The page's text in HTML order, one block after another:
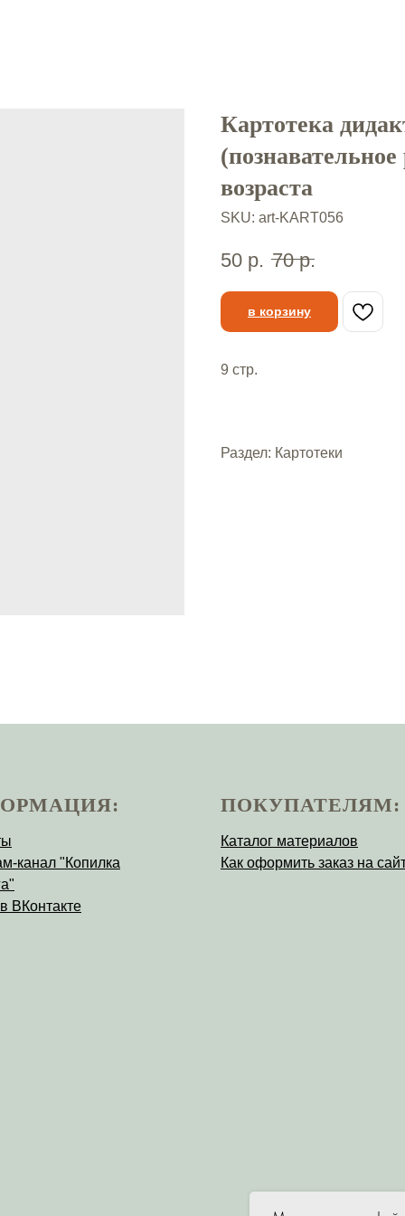
Картотека
возраста
SKU: art-KART056
50 р. 70 р.
в корзину
9 стр.
Раздел: Картотеки
канал "Копилка
ВКонтакте
ПОКУПАТЕЛЯМ:
Каталог материалов
Как оформить заказ на